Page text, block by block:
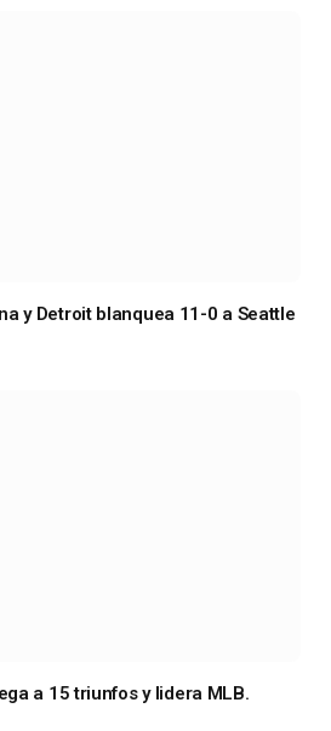
y Detroit blanquea 11-0 a Seattle
a 15 triunfos y lidera MLB.